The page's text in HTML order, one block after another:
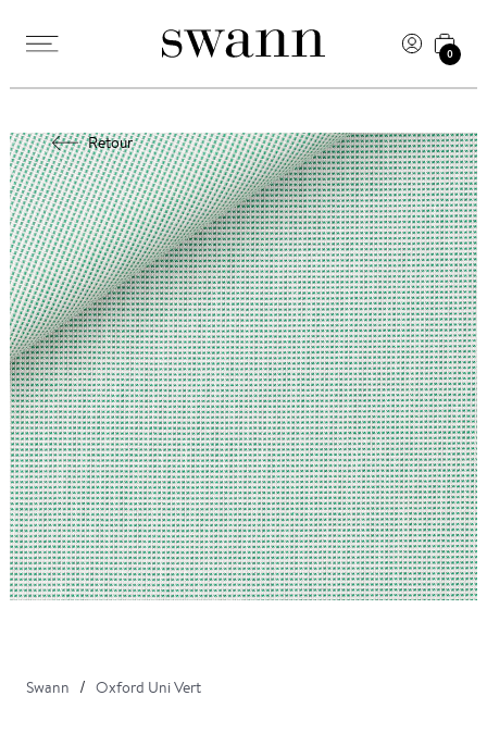
0
Retour
Swann Oxford Uni Vert